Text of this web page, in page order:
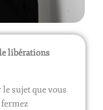
libérations
sujet que vous